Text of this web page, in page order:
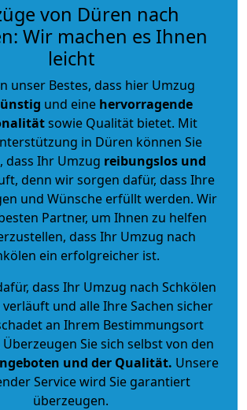
von Düren nach
Wir machen es Ihnen
leicht
unser Bestes, dass hier Umzug
und eine hervorragende
sowie Qualität bietet. Mit
in Düren können Sie
dass Ihr Umzug reibungslos und
denn wir sorgen dafür, dass Ihre
und Wünsche erfüllt werden. Wir
Partner, um Ihnen zu helfen
dass Ihr Umzug nach
ein erfolgreicher ist.
dass Ihr Umzug nach Schkölen
und alle Ihre Sachen sicher
an Ihrem Bestimmungsort
Sie sich selbst von den
und der Qualität. Unsere
Service wird Sie garantiert
überzeugen.